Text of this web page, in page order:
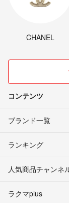
CHANEL
コンテンツ
ブランド一覧
ランキング
人気商品チャンネ
ラクマplus